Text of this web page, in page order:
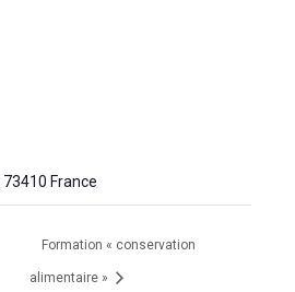
73410 France
Formation « conservation
alimentaire »